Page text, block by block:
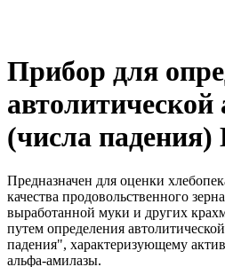
Прибор для
автолитической
(числа
Предназначен для оценки
качества продовольственного
выработанной муки и других
путем определения
падения", характеризующему
альфа-амилазы.